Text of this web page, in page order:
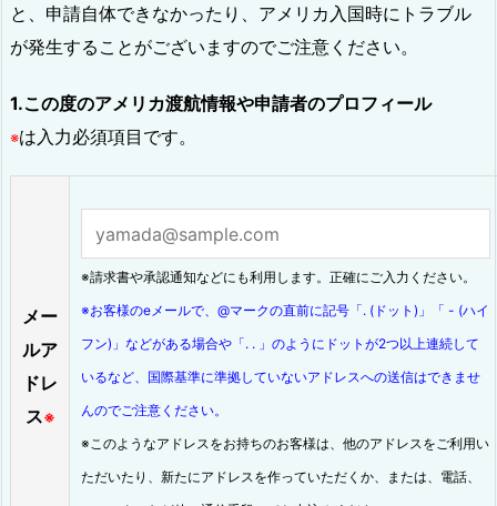
と、申請自体できなかったり、アメリカ入国時にトラブル
が発生することがございますのでご注意ください。
1.この度のアメリカ渡航情報や申請者のプロフィール
※は入力必須項目です。
メー
ルア
ドレ
ス※
※請求書や承認通知などにも利用します。正確にご入力ください。
※お客様のeメールで、@マークの直前に記号「. (ドット)」「 - (ハイ
フン)」などがある場合や「. . 」のようにドットが2つ以上連続して
いるなど、国際基準に準拠していないアドレスへの送信はできませ
んのでご注意ください。
※このようなアドレスをお持ちのお客様は、他のアドレスをご利用い
ただいたり、新たにアドレスを作っていただくか、または、電話、